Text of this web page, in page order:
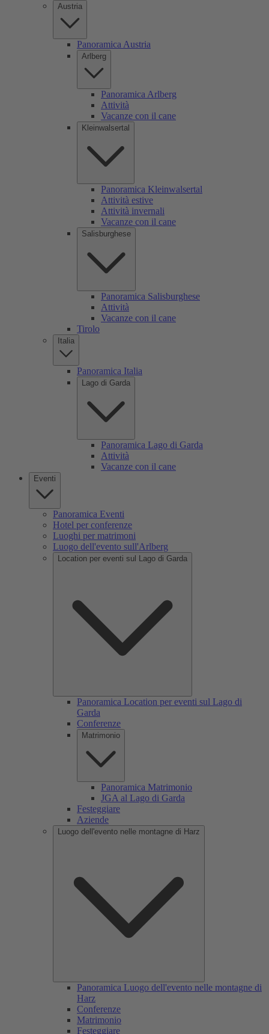
Austria
Panoramica Austria
Arlberg
Panoramica Arlberg
Attività
Vacanze con il cane
Kleinwalsertal
Panoramica Kleinwalsertal
Attività estive
Attività invernali
Vacanze con il cane
Salisburghese
Panoramica Salisburghese
Attività
Vacanze con il cane
Tirolo
Italia
Panoramica Italia
Lago di Garda
Panoramica Lago di Garda
Attività
Vacanze con il cane
Eventi
Panoramica Eventi
Hotel per conferenze
Luoghi per matrimoni
Luogo dell'evento sull'Arlberg
Location per eventi sul Lago di Garda
Panoramica Location per eventi sul Lago di
Garda
Conferenze
Matrimonio
Panoramica Matrimonio
JGA al Lago di Garda
Festeggiare
Aziende
Luogo dell'evento nelle montagne di Harz
Panoramica Luogo dell'evento nelle montagne di
Harz
Conferenze
Matrimonio
Festeggiare